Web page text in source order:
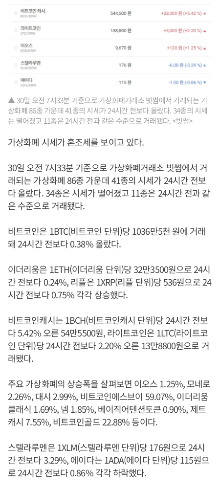
▲ 30일 오전 7시33분 기준으로 가상화폐거래소 빗썸에서 거래되는 가
상화폐 86종 가운데 41종의 시세가 24시간 전보다 올랐다. 34종의 시세
는 떨어졌고 11종은 24시간 전과 같은 수준으로 거래됐다. <빗썸>
가상화폐 시세가 혼조세를 보이고 있다.
30일 오전 7시33분 기준으로 가상화폐거래소 빗썸에서 거
래되는 가상화폐 86종 가운데 41종의 시세가 24시간 전보
다 올랐다. 34종은 시세가 떨어졌고 11종은 24시간 전과 같
은 수준으로 거래됐다.
비트코인은 1BTC(비트코인 단위)당 1036만5천 원에 거래
돼 24시간 전보다 0.38% 올랐다.
이더리움은 1ETH(이더리움 단위)당 32만3500원으로 24시
간 전보다 0.24%, 리플은 1XRP(리플 단위)당 536원으로 24
시간 전보다 0.75% 각각 상승했다.
비트코인캐시는 1BCH(비트코인캐시 단위)당 24시간 전보
다 5.42% 오른 54만5500원, 라이트코인은 1LTC(라이트코
인 단위)당 24시간 전보다 2.20% 오른 13만8800원으로 거
래됐다.
주요 가상화폐의 상승폭을 살펴보면 이오스 1.25%, 모네로
2.26%, 대시 2.99%, 비트코인에스브이 59.07%, 이더리움
클래식 1.69%, 넴 1.85%, 베이직어텐션토큰 0.90%, 제트
캐시 7.55%, 비트코인골드 22.88% 등이다.
스텔라루멘은 1XLM(스텔라루멘 단위)당 176원으로 24시
간 전보다 3.29%, 에이다는 1ADA(에이다 단위)당 115원으
로 24시간 전보다 0.86% 각각 하락했다.